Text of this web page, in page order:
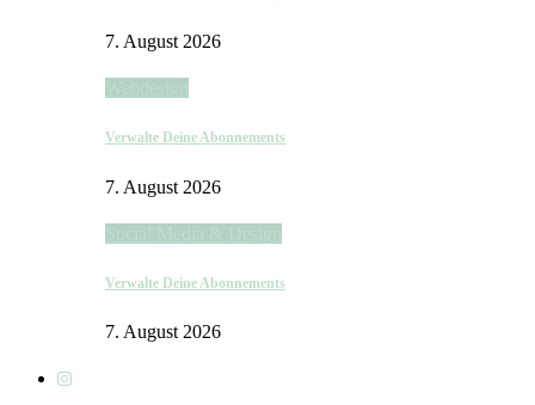
7. August 2026
Verwalte Deine Abonnements
7. August 2026
Verwalte Deine Abonnements
7. August 2026